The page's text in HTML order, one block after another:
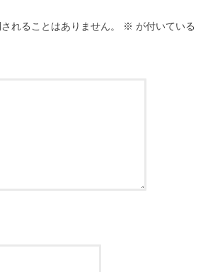
れることはありません。 ※ が付いている